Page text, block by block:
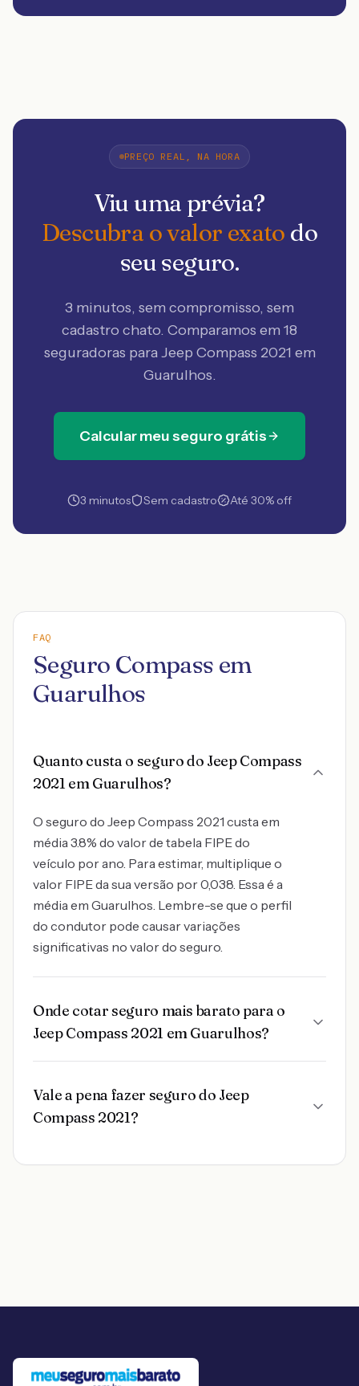
PREÇO REAL, NA HORA
Viu uma prévia?
Descubra o valor exato do
seu seguro.
3 minutos, sem compromisso, sem
cadastro chato. Comparamos em 18
seguradoras para Jeep Compass 2021 em
Guarulhos.
Calcular meu seguro grátis
3 minutos Sem cadastro Até 30% off
FAQ
Seguro Compass em
Guarulhos
Quanto custa o seguro do Jeep Compass
2021 em Guarulhos?
O seguro do Jeep Compass 2021 custa em
média 3.8% do valor de tabela FIPE do
veículo por ano. Para estimar, multiplique o
valor FIPE da sua versão por 0,038. Essa é a
média em Guarulhos. Lembre-se que o perfil
do condutor pode causar variações
significativas no valor do seguro.
Onde cotar seguro mais barato para o
Jeep Compass 2021 em Guarulhos?
Vale a pena fazer seguro do Jeep
Compass 2021?